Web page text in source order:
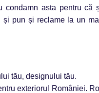
asta pentru că
și pun și reclame la un
tău, designului tău.
exteriorul României.